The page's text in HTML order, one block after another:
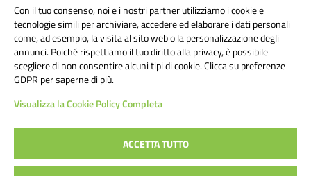
Istituto Comprensivo Bricherasio
Via Cesare Bollea n. 3 - 10064 Bricherasio (TO) | P.E.O.:
toic84200d@istruzione.it | P.E.C.:
toic84200d@pec.istruzione.it
Codice Fiscale: 94544620019 | Cod. Meccanografico:
TOIC84200D | Codice IPA: istsc_toic84200d | Codice
Univoco: UFYI9M
Sito web realizzato da AVVALE SPA|Concept & Design by
Con il tuo consenso, noi e i nostri partner utilizziamo i cookie e
tecnologie simili per archiviare, accedere ed elaborare i dati personali
come, ad esempio, la visita al sito web o la personalizzazione degli
annunci. Poiché rispettiamo il tuo diritto alla privacy, è possibile
scegliere di non consentire alcuni tipi di cookie. Clicca su preferenze
GDPR per saperne di più.
Visualizza la Cookie Policy Completa
ACCETTA TUTTO